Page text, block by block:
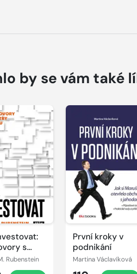
by se vám také
s
oboru
Rubenstein
První kroky v
podnikání
Martina Václavíková